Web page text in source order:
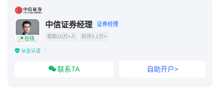
在线
中信证券经理 证券经理
帮助10万+人 好评3.1万+
从业认证
联系TA 自助开户>